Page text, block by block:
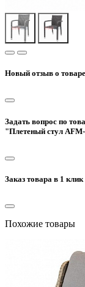
Новый отзыв о
Задать вопрос по
"Плетеный стул
Заказ товара в 1 клик
Похожие товары